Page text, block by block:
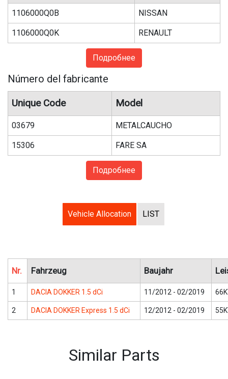
1106000Q0B NISSAN
1106000Q0K RENAULT
Подробнее
Número del fabricante
Unique Code Model
03679 METALCAUCHO
15306 FARE SA
Подробнее
Vehicle Allocation LIST
Nr. Fahrzeug Baujahr
1 DACIA DOKKER 1.5 dCi 11/2012 - 02/2019
2 DACIA DOKKER Express 1.5 dCi 12/2012 - 02/2019
Similar Parts